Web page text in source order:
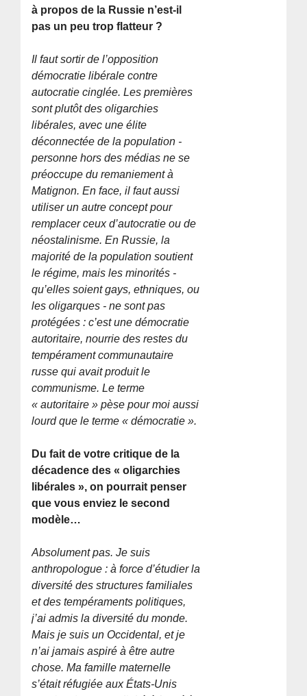
à propos de la Russie n’est-il
pas un peu trop flatteur ?
Il faut sortir de l’opposition
démocratie libérale contre
autocratie cinglée. Les premières
sont plutôt des oligarchies
libérales, avec une élite
déconnectée de la population -
personne hors des médias ne se
préoccupe du remaniement à
Matignon. En face, il faut aussi
utiliser un autre concept pour
remplacer ceux d’autocratie ou de
néostalinisme. En Russie, la
majorité de la population soutient
le régime, mais les minorités -
qu’elles soient gays, ethniques, ou
les oligarques - ne sont pas
protégées : c’est une démocratie
autoritaire, nourrie des restes du
tempérament communautaire
russe qui avait produit le
communisme. Le terme
« autoritaire » pèse pour moi aussi
lourd que le terme « démocratie ».
Du fait de votre critique de la
décadence des « oligarchies
libérales », on pourrait penser
que vous enviez le second
modèle…
Absolument pas. Je suis
anthropologue : à force d’étudier la
diversité des structures familiales
et des tempéraments politiques,
j’ai admis la diversité du monde.
Mais je suis un Occidental, et je
n’ai jamais aspiré à être autre
chose. Ma famille maternelle
s’était réfugiée aux États-Unis